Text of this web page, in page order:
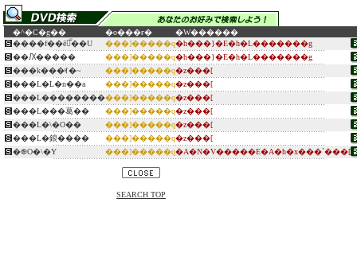
�^�C�g�� �o���ғ�
�W������
����f��ē̐��U
���]�����q�h���}�E�h�L�������g
��Ԕ�����
���]�����q�h���}�E�h�L�������g
���k���ꉮ�~
���]�����q�z���[
���L�L�n��a
���]�����q�z���[
���L�����������]�����q�z���[
���L���葛��
���]�����q�z���[
���L�܏\�O��
���]�����q�z���[
���L�鋃����
���]�����q�z���[
�֎O�\�Y
���]�����q�A�N�V�����E�A�h�x���`���[
SEARCH TOP